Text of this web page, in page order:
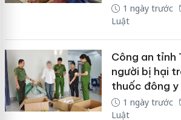
1 ngày trước
Luật
Công an tỉnh
người bị hại
thuốc đông y
1 ngày trước
Luật